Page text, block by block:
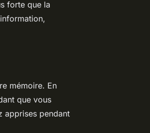
forte que la
mémoire. En
que vous
apprises pendant